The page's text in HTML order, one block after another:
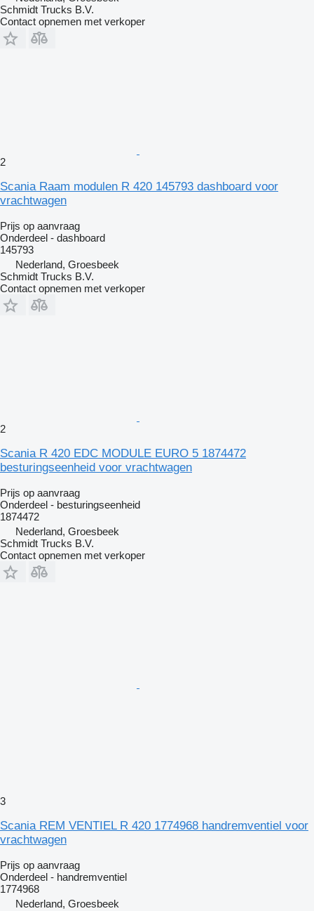
Schmidt Trucks B.V.
Contact opnemen met verkoper
2
Scania Raam modulen R 420 145793 dashboard voor
vrachtwagen
Prijs op aanvraag
Onderdeel - dashboard
145793
Nederland, Groesbeek
Schmidt Trucks B.V.
Contact opnemen met verkoper
2
Scania R 420 EDC MODULE EURO 5 1874472
besturingseenheid voor vrachtwagen
Prijs op aanvraag
Onderdeel - besturingseenheid
1874472
Nederland, Groesbeek
Schmidt Trucks B.V.
Contact opnemen met verkoper
3
Scania REM VENTIEL R 420 1774968 handremventiel voor
vrachtwagen
Prijs op aanvraag
Onderdeel - handremventiel
1774968
Nederland, Groesbeek